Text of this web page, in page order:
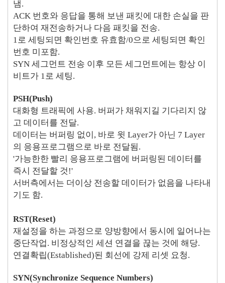
냄.
ACK 번호와 응답을 통해 보낸 패킷에 대한 손실을 판
단하여 재전송하거나 다음 패킷을 전송.
1로 세팅되면 확인번호 유효함/0으로 세팅되면 확인
번호 미포함.
SYN 세그먼트 전송 이후 모든 세그먼트에는 항상 이
비트가 1로 세팅.
PSH(Push)
대화형 트래픽에 사용. 버퍼가 채워지길 기다리지 않
고 데이터를 전달.
데이터는 버퍼링 없이, 바로 윗 Layer가 아닌 7 Layer
의 응용프로그램으로 바로 전달됨.
'가능한한 빨리 응용프로그램에 버퍼링된 데이터를
즉시 전달할 것!'
서버측에서는 더이상 전송할 데이터가 없음을 나타내
기도 함.
RST(Reset)
재설정을 하는 과정으로 양방향에서 동시에 일어나는
중단작업. 비정상적인 세션 연결을 끊는 것에 해당.
연결확립(Established)된 회선에 강제 리셋 요청.
SYN(Synchronize Sequence Numbers)